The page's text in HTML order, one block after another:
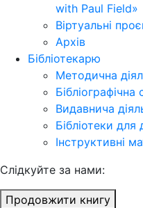
with Paul Field»
Віртуальні
Архів
Бібліотекарю
Методична
Видавнича
Бібліотеки
Інструктивні
Cлідкуйте за нами:
Продовжити книгу